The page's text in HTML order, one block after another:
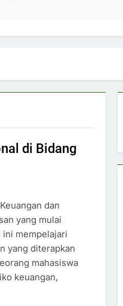
di Bidang
dan
yang mulai
mempelajari
yang diterapkan
mahasiswa
keuangan,